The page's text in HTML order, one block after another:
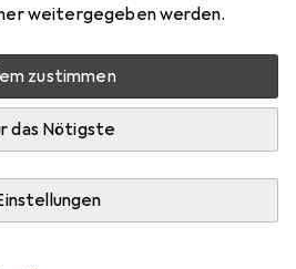
weitergegeben werden.
zustimmen
das Nötigste
Do, 13.8. geliefert
genaue Lieferzeit